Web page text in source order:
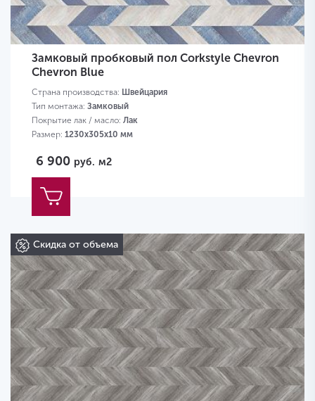
Замковый пробковый пол Corkstyle Chevron
Chevron Blue
Страна производства: Швейцария
Тип монтажа: Замковый
Покрытие лак / масло: Лак
Размер: 1230х305х10 мм
6 900 руб. м2
Скидка от объема